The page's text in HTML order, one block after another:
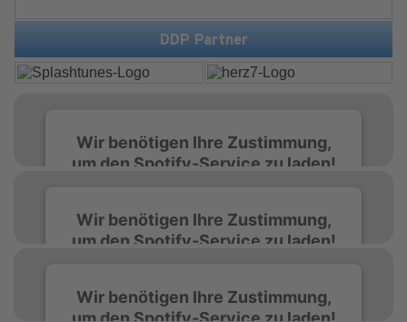
verschmelzen zu einem Sound, der keine Pausen kennt
– roh, schnell und absolut mitreißend. Zwischen ...
DDP Partner
Wir benötigen Ihre Zustimmung,
um den Spotify-Service zu laden!
einzubetten. Dieser Service kann Daten zu
Ihren Aktivitäten sammeln. Bitte lesen Sie die
Wir benötigen Ihre Zustimmung,
um den Spotify-Service zu laden!
einzubetten. Dieser Service kann Daten zu
Wir benötigen Ihre Zustimmung,
um den Spotify-Service zu laden!